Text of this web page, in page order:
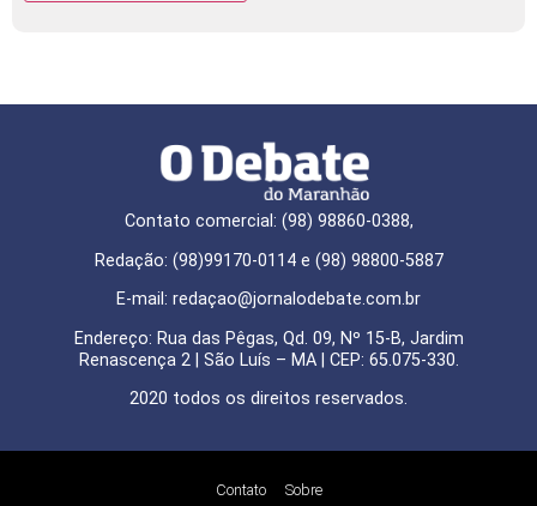
Contato comercial: (98) 98860-0388,
Redação: (98)99170-0114 e (98) 98800-5887
E-mail: redaçao@jornalodebate.com.br
Endereço: Rua das Pêgas, Qd. 09, Nº 15-B, Jardim
Renascença 2 | São Luís – MA | CEP: 65.075-330.
2020 todos os direitos reservados.
Contato Sobre